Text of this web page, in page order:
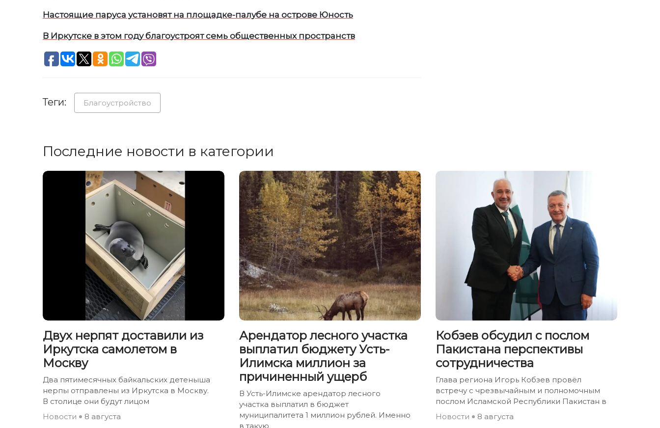
Настоящие паруса установят на площадке-палубе на острове Юность
В Иркутске в этом году благоустроят семь общественных пространств
Теги: Благоустройство
Последние новости в категории
Двух нерпят доставили из
Иркутска самолетом в
Москву
Два пятимесячных байкальских детеныша
нерпы отправлены из Иркутска в Москву.
В столице они будут лицом
Новости
8 августа
Арендатор лесного участка
выплатил бюджету Усть-
Илимска миллион за
причиненный ущерб
В Усть-Илимске арендатор лесного
участка выплатил в бюджет
муниципалитета 1 миллион рублей. Именно
в такую
Кобзев обсудил с послом
Пакистана перспективы
сотрудничества
Глава региона Игорь Кобзев провёл
встречу с чрезвычайным и полномочным
послом Исламской Республики Пакистан в
Новости
8 августа